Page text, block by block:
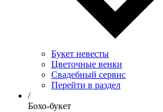
Букет невесты
Цветочные венки
Свадебный сервис
Перейти в раздел
/
Бохо-букет